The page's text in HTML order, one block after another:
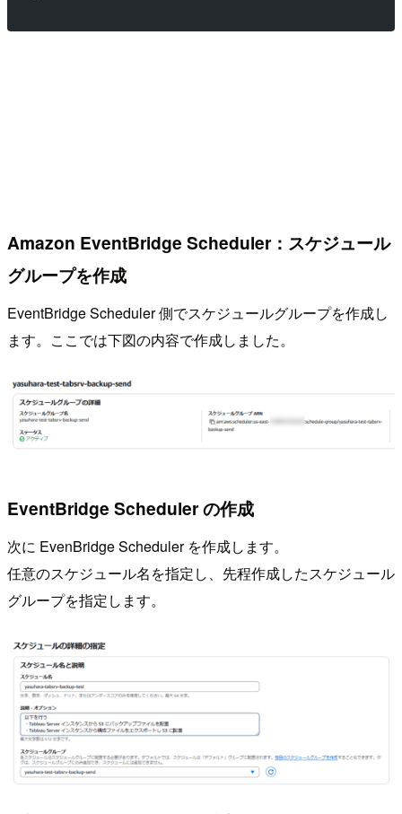
Amazon EventBridge Scheduler：スケジュール
グループを作成
EventBridge Scheduler 側でスケジュールグループを作成し
ます。ここでは下図の内容で作成しました。
EventBridge Scheduler の作成
次に EvenBridge Scheduler を作成します。
任意のスケジュール名を指定し、先程作成したスケジュール
グループを指定します。